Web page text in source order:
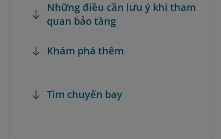
Những điều cần lưu ý khi tham
quan bảo tàng
Khám phá thêm
Tìm chuyến bay